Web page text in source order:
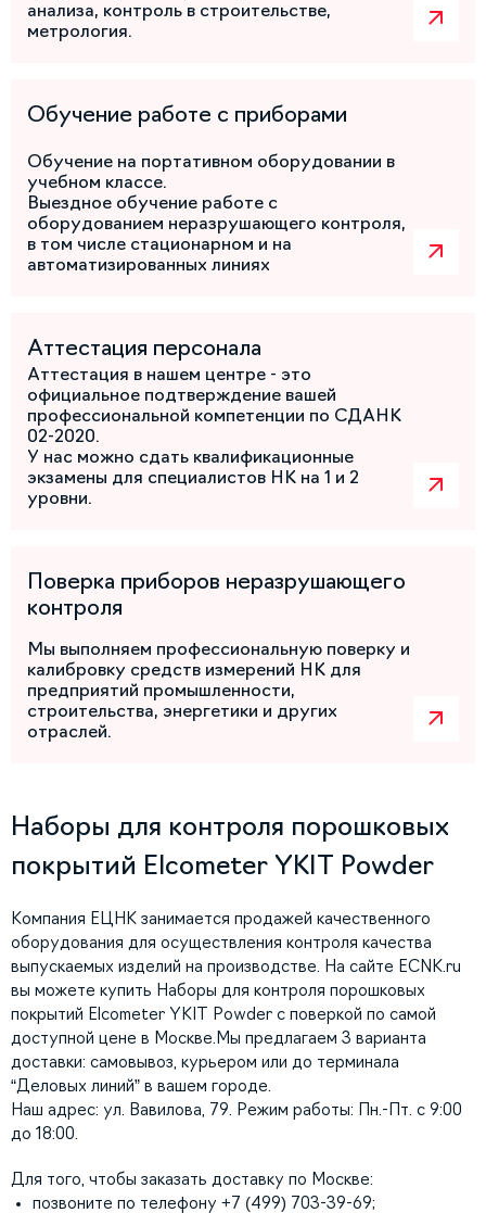
анализа, контроль в строительстве,
метрология.
Обучение работе с приборами
Обучение на портативном оборудовании в
учебном классе.
Выездное обучение работе с
оборудованием неразрушающего контроля,
в том числе стационарном и на
автоматизированных линиях
Аттестация персонала
Аттестация в нашем центре - это
официальное подтверждение вашей
профессиональной компетенции по СДАНК
02-2020.
У нас можно сдать квалификационные
экзамены для специалистов НК на 1 и 2
уровни.
Поверка приборов неразрушающего
контроля
Мы выполняем профессиональную поверку и
калибровку средств измерений НК для
предприятий промышленности,
строительства, энергетики и других
отраслей.
Наборы для контроля порошковых
покрытий Elcometer YKIT Powder
Компания ЕЦНК занимается продажей качественного
оборудования для осуществления контроля качества
выпускаемых изделий на производстве. На сайте ECNK.ru
вы можете купить Наборы для контроля порошковых
покрытий Elcometer YKIT Powder с поверкой по самой
доступной цене в Москве.Мы предлагаем 3 варианта
доставки: самовывоз, курьером или до терминала
“Деловых линий” в вашем городе.
Наш адрес: ул. Вавилова, 79. Режим работы: Пн.-Пт. с 9:00
до 18:00.
Для того, чтобы заказать доставку по Москве:
позвоните по телефону +7 (499) 703-39-69;